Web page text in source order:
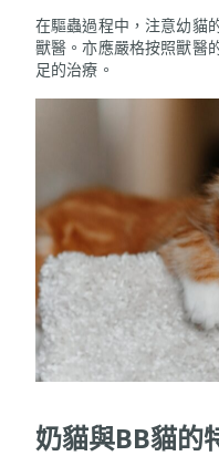
在驅蟲過程中，注意幼貓
獸醫。亦應嚴格按照獸醫
足的治療。
奶貓與BB貓的